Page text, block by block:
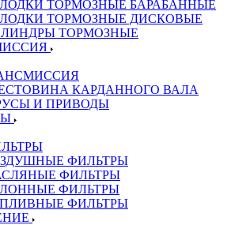
ТОРМОЗНЫЕ БАРАБАННЫЕ
ТОРМОЗНЫЕ ДИСКОВЫЕ
ТОРМОЗНЫЕ
КАРДАННОГО ВАЛА
И ПРИВОДЫ
ФИЛЬТРЫ
ФИЛЬТРЫ
ФИЛЬТРЫ
ФИЛЬТРЫ